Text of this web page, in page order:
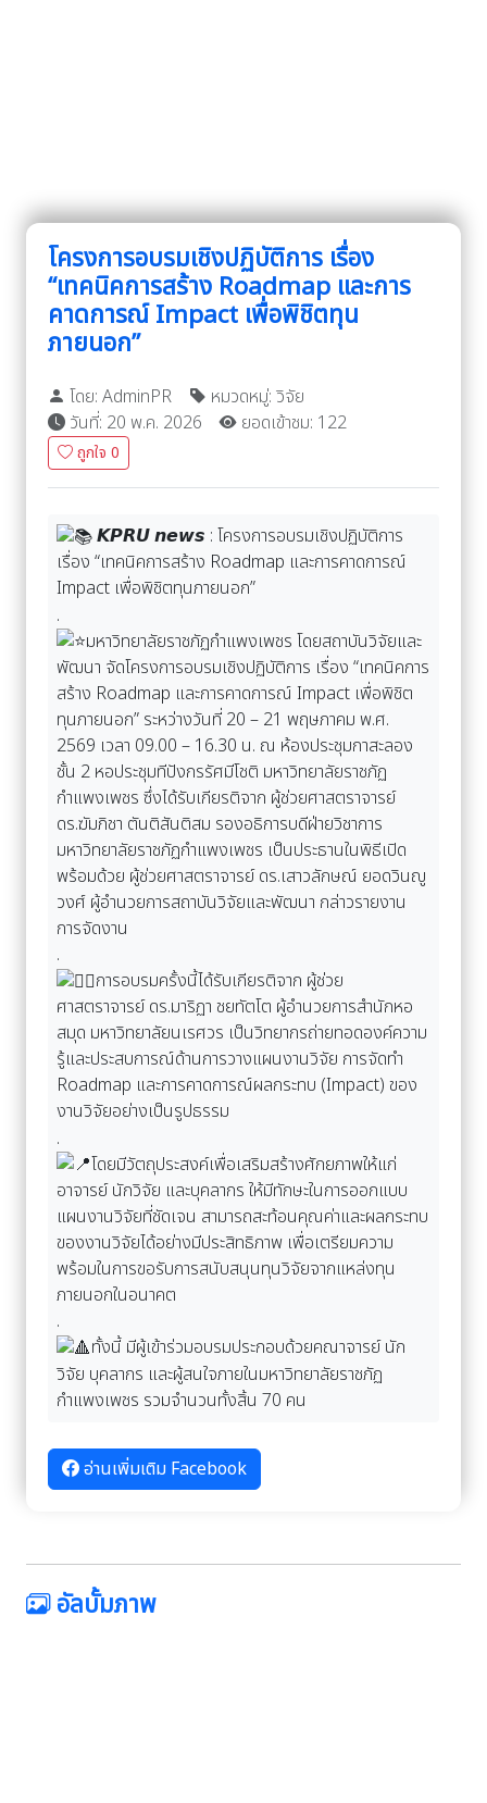
โครงการอบรมเชิงปฏิบัติการ เรื่อง
“เทคนิคการสร้าง Roadmap และการ
คาดการณ์ Impact เพื่อพิชิตทุน
ภายนอก”
โดย: AdminPR
หมวดหมู่: วิจัย
วันที่: 20 พ.ค. 2026
ยอดเข้าชม: 122
ถูกใจ 0
𝙆𝙋𝙍𝙐 𝙣𝙚𝙬𝙨 : โครงการอบรมเชิงปฏิบัติการ
เรื่อง “เทคนิคการสร้าง Roadmap และการคาดการณ์
Impact เพื่อพิชิตทุนภายนอก”
.
มหาวิทยาลัยราชภัฏกำแพงเพชร โดยสถาบันวิจัยและ
พัฒนา จัดโครงการอบรมเชิงปฏิบัติการ เรื่อง “เทคนิคการ
สร้าง Roadmap และการคาดการณ์ Impact เพื่อพิชิต
ทุนภายนอก” ระหว่างวันที่ 20 – 21 พฤษภาคม พ.ศ.
2569 เวลา 09.00 – 16.30 น. ณ ห้องประชุมกาสะลอง
ชั้น 2 หอประชุมทีปังกรรัศมีโชติ มหาวิทยาลัยราชภัฏ
กำแพงเพชร ซึ่งได้รับเกียรติจาก ผู้ช่วยศาสตราจารย์
ดร.ฆัมภิชา ตันติสันติสม รองอธิการบดีฝ่ายวิชาการ
มหาวิทยาลัยราชภัฏกำแพงเพชร เป็นประธานในพิธีเปิด
พร้อมด้วย ผู้ช่วยศาสตราจารย์ ดร.เสาวลักษณ์ ยอดวินญู
วงศ์ ผู้อำนวยการสถาบันวิจัยและพัฒนา กล่าวรายงาน
การจัดงาน
.
การอบรมครั้งนี้ได้รับเกียรติจาก ผู้ช่วย
ศาสตราจารย์ ดร.มาริฏา ชยทัตโต ผู้อำนวยการสำนักหอ
สมุด มหาวิทยาลัยนเรศวร เป็นวิทยากรถ่ายทอดองค์ความ
รู้และประสบการณ์ด้านการวางแผนงานวิจัย การจัดทำ
Roadmap และการคาดการณ์ผลกระทบ (Impact) ของ
งานวิจัยอย่างเป็นรูปธรรม
.
โดยมีวัตถุประสงค์เพื่อเสริมสร้างศักยภาพให้แก่
อาจารย์ นักวิจัย และบุคลากร ให้มีทักษะในการออกแบบ
แผนงานวิจัยที่ชัดเจน สามารถสะท้อนคุณค่าและผลกระทบ
ของงานวิจัยได้อย่างมีประสิทธิภาพ เพื่อเตรียมความ
พร้อมในการขอรับการสนับสนุนทุนวิจัยจากแหล่งทุน
ภายนอกในอนาคต
.
ทั้งนี้ มีผู้เข้าร่วมอบรมประกอบด้วยคณาจารย์ นัก
วิจัย บุคลากร และผู้สนใจภายในมหาวิทยาลัยราชภัฏ
กำแพงเพชร รวมจำนวนทั้งสิ้น 70 คน
อ่านเพิ่มเติม Facebook
อัลบั้มภาพ